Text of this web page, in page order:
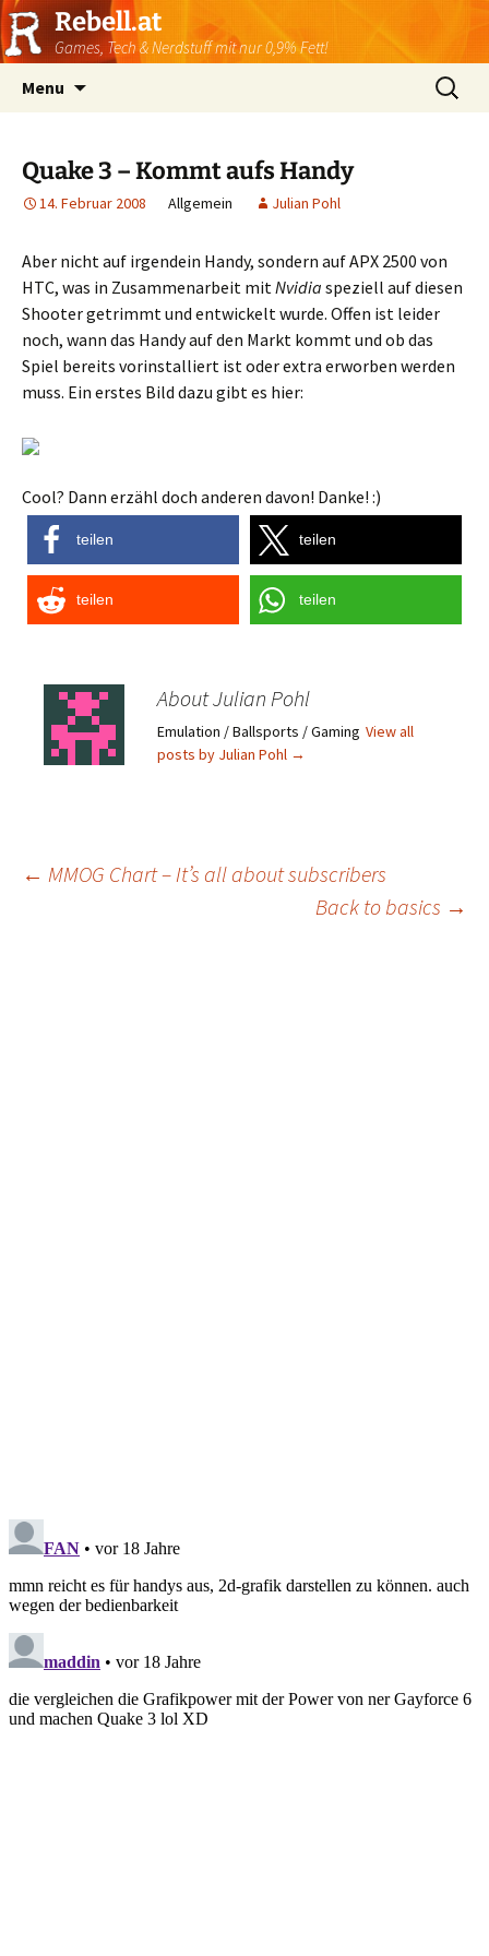
Rebell.at
Games, Tech & Nerdstuff mit nur 0,9% Fett!
Menu
Suchen
nach:
Quake 3 – Kommt aufs Handy
14. Februar 2008 Allgemein Julian Pohl
Aber nicht auf irgendein Handy, sondern auf APX 2500 von
HTC, was in Zusammenarbeit mitNvidia speziell auf diesen
Shooter getrimmt und entwickelt wurde. Offen ist leider
noch, wann das Handy auf den Markt kommt und ob das
Spiel bereits vorinstalliert ist oder extra erworben werden
muss. Ein erstes Bild dazu gibt es hier:
Cool? Dann erzähl doch anderen davon! Danke! :)
teilen teilen
teilen teilen
About Julian Pohl
Emulation / Ballsports / Gaming View all
posts by Julian Pohl →
Post
← MMOG Chart – It’s all about subscribers
Back to basics →